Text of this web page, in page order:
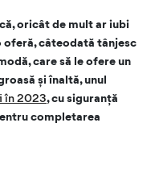
oricât de mult ar iubi
oferă, câteodată tânjesc
care să le ofere un
și înaltă, unul
în 2023, cu siguranță
completarea